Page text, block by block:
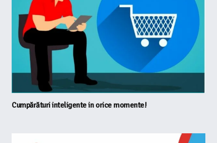
Cumpărături inteligente in orice momente!